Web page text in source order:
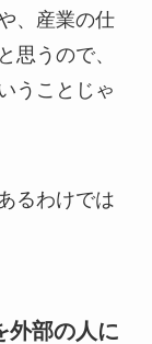
、産業の仕
思うので、
うことじゃ
るわけでは
外部の人に